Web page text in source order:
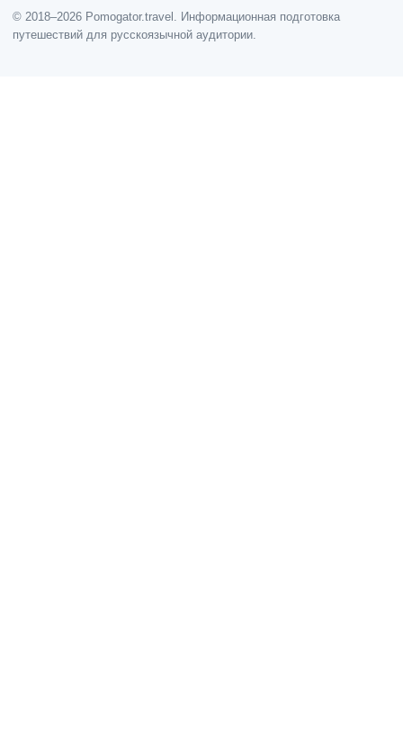
© 2018–2026 Pomogator.travel. Информационная подготовка
путешествий для русскоязычной аудитории.